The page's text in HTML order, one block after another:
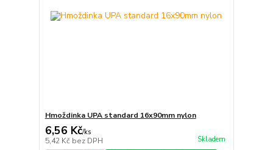
Hmoždinka UPA standard 16x90mm nylon
6,56 Kč/ks
5,42 Kč bez DPH Skladem